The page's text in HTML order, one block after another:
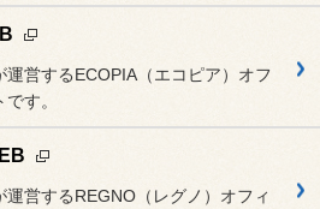
運営するECOPIA（エコピア）オフ
す。
運営するREGNO（レグノ）オフィ